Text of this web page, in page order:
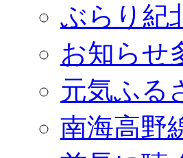
ぶらり紀
お知らせ
元気ふる
南海高野